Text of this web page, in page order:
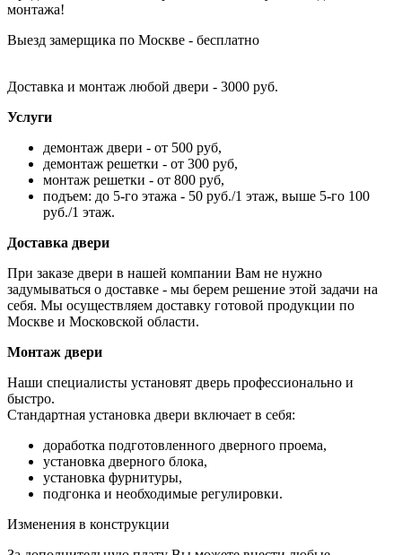
монтажа!
Выезд замерщика по Москве - бесплатно
Доставка и монтаж любой двери - 3000 руб.
Услуги
демонтаж двери - от 500 руб,
демонтаж решетки - от 300 руб,
монтаж решетки - от 800 руб,
подъем: до 5-го этажа - 50 руб./1 этаж, выше 5-го 100
руб./1 этаж.
Доставка двери
При заказе двери в нашей компании Вам не нужно
задумываться о доставке - мы берем решение этой задачи на
себя. Мы осуществляем доставку готовой продукции по
Москве и Московской области.
Монтаж двери
Наши специалисты установят дверь профессионально и
быстро.
Стандартная установка двери включает в себя:
доработка подготовленного дверного проема,
установка дверного блока,
установка фурнитуры,
подгонка и необходимые регулировки.
Изменения в конструкции